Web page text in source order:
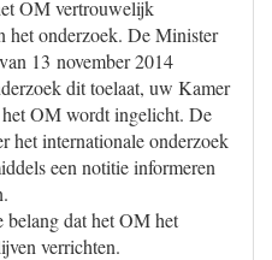
OM vertrouwelijk
het onderzoek. De Minister
13 november 2014
dit toelaat, uw Kamer
OM wordt ingelicht. De
het internationale onderzoek
een notitie informeren
belang dat het OM het
verrichten.